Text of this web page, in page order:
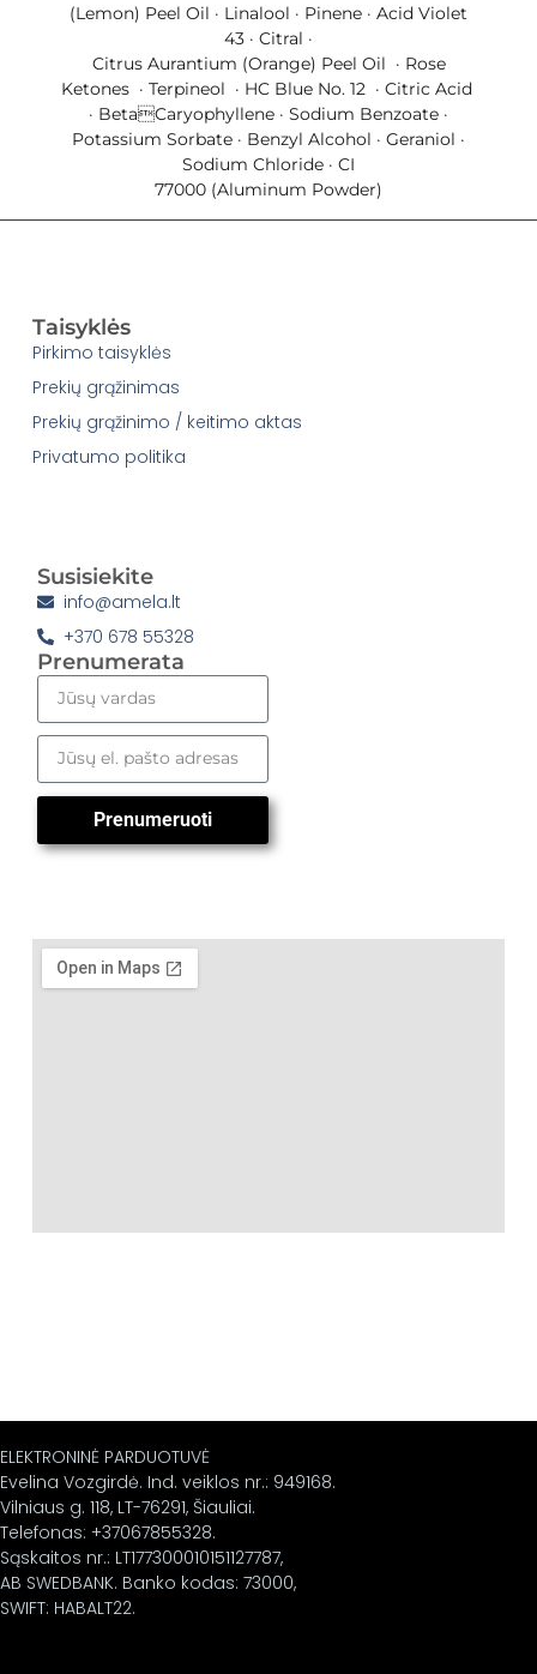
(Lemon) Peel Oil · Linalool · Pinene · Acid Violet
43 · Citral ·
Citrus Aurantium (Orange) Peel Oil · Rose
Ketones · Terpineol · HC Blue No. 12 · Citric Acid
· BetaCaryophyllene · Sodium Benzoate ·
Potassium Sorbate · Benzyl Alcohol · Geraniol ·
Sodium Chloride · CI
77000 (Aluminum Powder)
Taisyklės
Pirkimo taisyklės
Prekių grąžinimas
Prekių grąžinimo / keitimo aktas
Privatumo politika
Susisiekite
info@amela.lt
+370 678 55328
Prenumerata
Prenumeruoti
ELEKTRONINĖ PARDUOTUVĖ
Evelina Vozgirdė. Ind. veiklos nr.: 949168.
Vilniaus g. 118, LT-76291, Šiauliai.
Telefonas: +37067855328.
Sąskaitos nr.: LT177300010151127787,
AB SWEDBANK. Banko kodas: 73000,
SWIFT: HABALT22.